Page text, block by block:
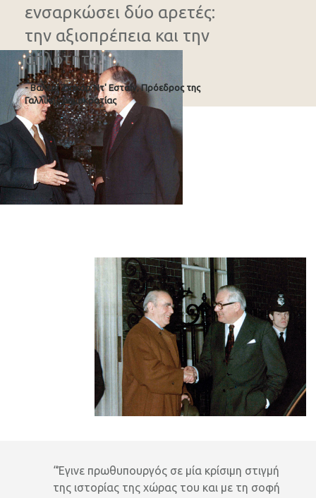
ενσαρκώσει δύο αρετές:
την αξιοπρέπεια και την
απλότητα.”
- Βαλερί Ζισκάρ Ντ' Εσταίν, Πρόεδρος της
Γαλλικής Δημοκρατίας
“Έγινε πρωθυπουργός σε μία κρίσιμη στιγμή
της ιστορίας της χώρας του και με τη σοφή